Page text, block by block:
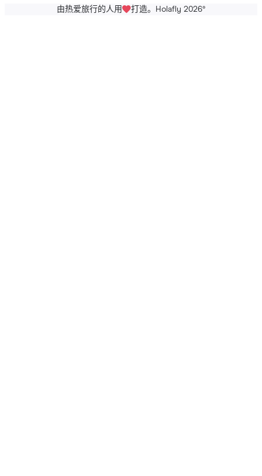
由热爱旅行的人用 打造。Holafly 2026®